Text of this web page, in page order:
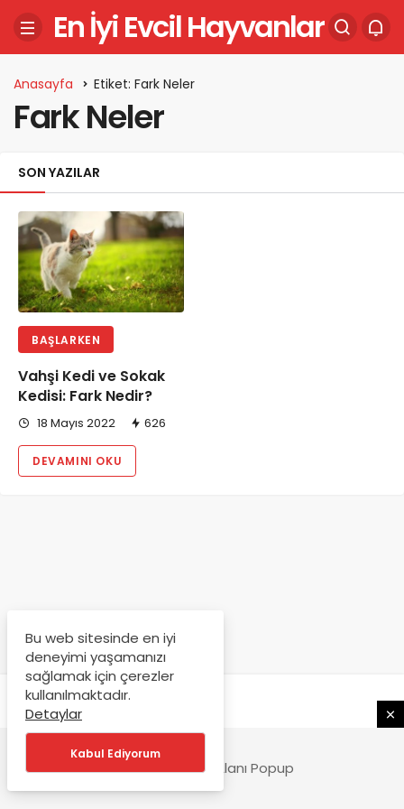
En İyi Evcil Hayvanlar
Anasayfa Etiket: Fark Neler
Fark Neler
SON YAZILAR
BAŞLARKEN
Vahşi Kedi ve Sokak
Kedisi: Fark Nedir?
18 Mayıs 2022 626
DEVAMINI OKU
Geoit - Reklam Alanı Popup
© Copyright 2022, Tüm Hakları Saklıdır
Bu web sitesinde en iyi
deneyimi yaşamanızı
sağlamak için çerezler
kullanılmaktadır.
Detaylar
Kabul Ediyorum